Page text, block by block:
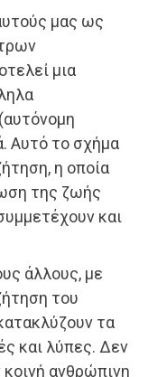
μας ως
μια
Αυτό το σχήμα
η οποία
της ζωής
και
άλλους, με
του
τα
και λύπες. Δεν
ανθρώπινη